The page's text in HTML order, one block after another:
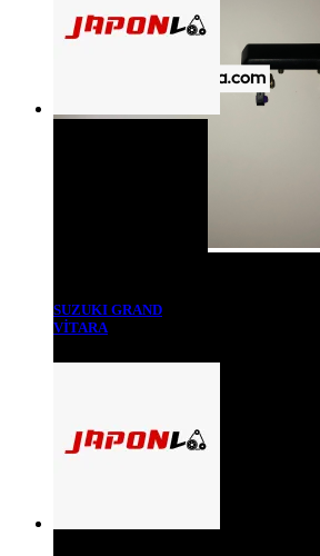
SUZUKI GRAND
VİTARA